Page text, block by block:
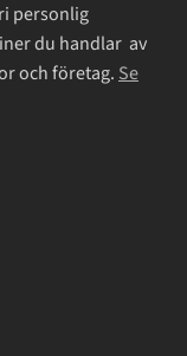
personlig
du handlar av
och företag. Se